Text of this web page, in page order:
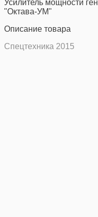
Усилитель мощности
"Октава-УМ"
Описание товара
Спецтехника 2015